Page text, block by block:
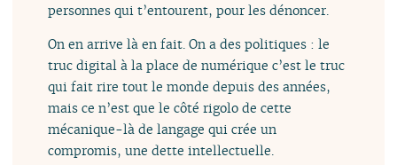
personnes qui t’entourent, pour les dénoncer.
On en arrive là en fait. On a des politiques : le
truc digital à la place de numérique c’est le truc
qui fait rire tout le monde depuis des années,
mais ce n’est que le côté rigolo de cette
mécanique-là de langage qui crée un
compromis, une dette intellectuelle.